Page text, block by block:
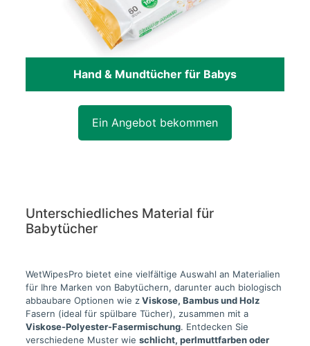
Hand & Mundtücher für Babys
Ein Angebot bekommen
Unterschiedliches Material für
Babytücher
WetWipesPro bietet eine vielfältige Auswahl an Materialien
für Ihre Marken von Babytüchern, darunter auch biologisch
abbaubare Optionen wie zViskose, Bambus und Holz
Fasern (ideal für spülbare Tücher), zusammen mit a
Viskose-Polyester-Fasermischung. Entdecken Sie
verschiedene Muster wie schlicht, perlmuttfarben oder